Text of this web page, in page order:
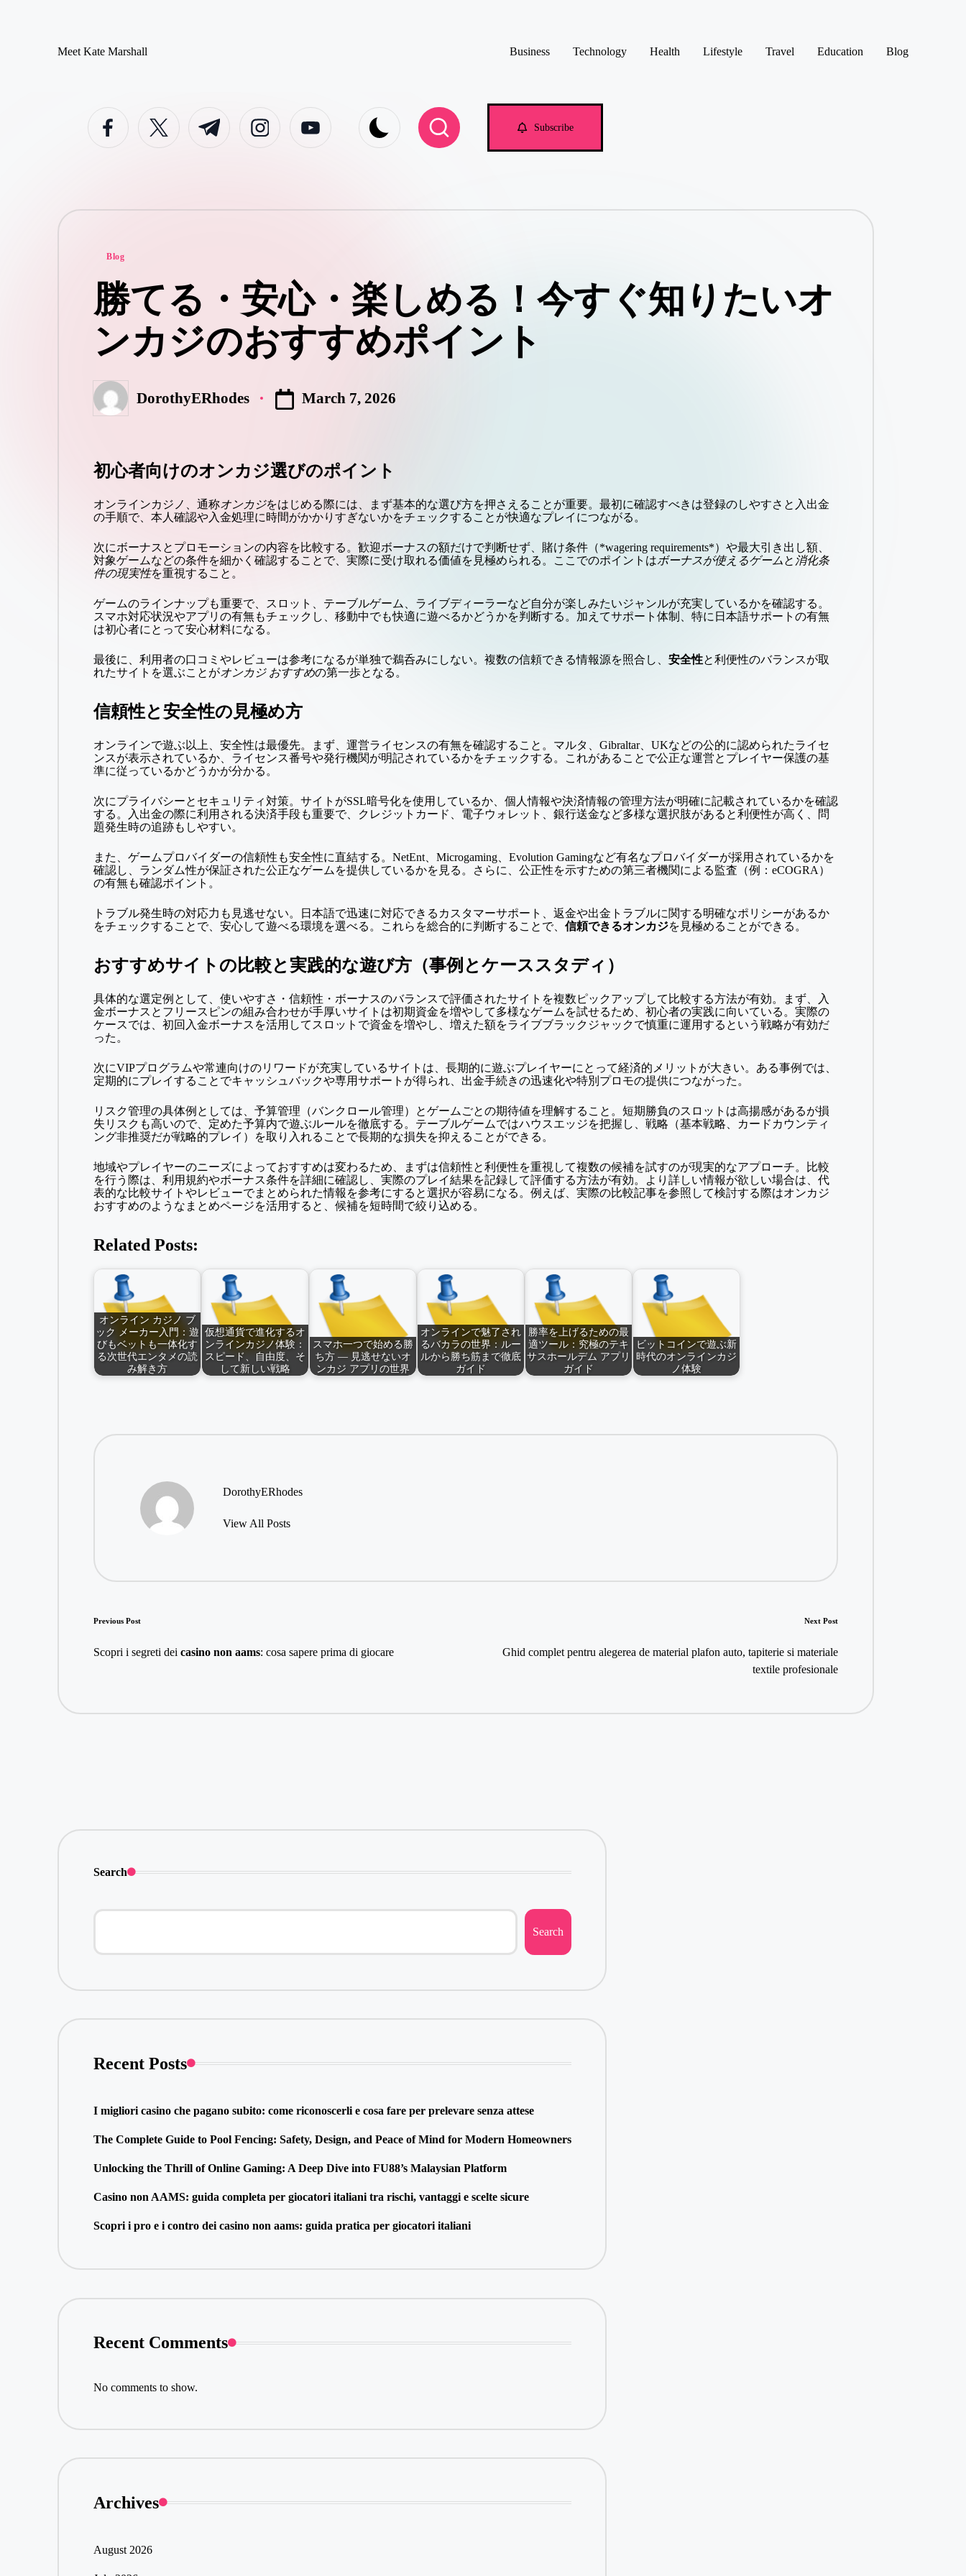
Meet Kate Marshall
Business Technology Health Lifestyle Travel Education Blog
facebook.comtwitter.com instagram.comyoutube.com
Subscribe
Posted
Blog
勝てる・安心・楽しめる！今すぐ知りたいオ
ンカジのおすすめポイント
Posted DorothyERhodes March 7, 2026
初心者向けのオンカジ選びのポイント
オンラインカジノ、通称オンカジをはじめる際には、まず基本的な選び方を押さえることが重要。最初に確認すべきは登録のしやすさと入出金
の手順で、本人確認や入金処理に時間がかかりすぎないかをチェックすることが快適なプレイにつながる。
次にボーナスとプロモーションの内容を比較する。歓迎ボーナスの額だけで判断せず、賭け条件（*wagering requirements*）や最大引き出し額、
対象ゲームなどの条件を細かく確認することで、実際に受け取れる価値を見極められる。ここでのポイントはボーナスが使えるゲームと 消化条
件の現実性を重視すること。
ゲームのラインナップも重要で、スロット、テーブルゲーム、ライブディーラーなど自分が楽しみたいジャンルが充実しているかを確認する。
スマホ対応状況やアプリの有無もチェックし、移動中でも快適に遊べるかどうかを判断する。加えてサポート体制、特に日本語サポートの有無
は初心者にとって安心材料になる。
最後に、利用者の口コミやレビューは参考になるが単独で鵜呑みにしない。複数の信頼できる情報源を照合し、 安全性と利便性のバランスが取
れたサイトを選ぶことがオンカジ おすすめの第一歩となる。
信頼性と安全性の見極め方
オンラインで遊ぶ以上、安全性は最優先。まず、運営ライセンスの有無を確認すること。マルタ、Gibraltar、UKなどの公的に認められたライセ
ンスが表示されているか、ライセンス番号や発行機関が明記されているかをチェックする。これがあることで公正な運営とプレイヤー保護の基
準に従っているかどうかが分かる。
次にプライバシーとセキュリティ対策。サイトがSSL暗号化を使用しているか、個人情報や決済情報の管理方法が明確に記載されているかを確認
する。入出金の際に利用される決済手段も重要で、クレジットカード、電子ウォレット、銀行送金など多様な選択肢があると利便性が高く、問
題発生時の追跡もしやすい。
また、ゲームプロバイダーの信頼性も安全性に直結する。NetEnt、Microgaming、Evolution Gamingなど有名なプロバイダーが採用されているかを
確認し、ランダム性が保証された公正なゲームを提供しているかを見る。さらに、公正性を示すための第三者機関による監査（例：eCOGRA）
の有無も確認ポイント。
トラブル発生時の対応力も見逃せない。日本語で迅速に対応できるカスタマーサポート、返金や出金トラブルに関する明確なポリシーがあるか
をチェックすることで、安心して遊べる環境を選べる。これらを総合的に判断することで、 信頼できるオンカジを見極めることができる。
おすすめサイトの比較と実践的な遊び方（事例とケーススタディ）
具体的な選定例として、使いやすさ・信頼性・ボーナスのバランスで評価されたサイトを複数ピックアップして比較する方法が有効。まず、入
金ボーナスとフリースピンの組み合わせが手厚いサイトは初期資金を増やして多様なゲームを試せるため、初心者の実践に向いている。実際の
ケースでは、初回入金ボーナスを活用してスロットで資金を増やし、増えた額をライブブラックジャックで慎重に運用するという戦略が有効だ
った。
次にVIPプログラムや常連向けのリワードが充実しているサイトは、長期的に遊ぶプレイヤーにとって経済的メリットが大きい。ある事例では、
定期的にプレイすることでキャッシュバックや専用サポートが得られ、出金手続きの迅速化や特別プロモの提供につながった。
リスク管理の具体例としては、予算管理（バンクロール管理）とゲームごとの期待値を理解すること。短期勝負のスロットは高揚感があるが損
失リスクも高いので、定めた予算内で遊ぶルールを徹底する。テーブルゲームではハウスエッジを把握し、戦略（基本戦略、カードカウンティ
ング非推奨だが戦略的プレイ）を取り入れることで長期的な損失を抑えることができる。
地域やプレイヤーのニーズによっておすすめは変わるため、まずは信頼性と利便性を重視して複数の候補を試すのが現実的なアプローチ。比較
を行う際は、利用規約やボーナス条件を詳細に確認し、実際のプレイ結果を記録して評価する方法が有効。より詳しい情報が欲しい場合は、代
表的な比較サイトやレビューでまとめられた情報を参考にすると選択が容易になる。例えば、実際の比較記事を参照して検討する際はオンカジ
おすすめのようなまとめページを活用すると、候補を短時間で絞り込める。
Related Posts:
オンライン カジノ ブ
ック メーカー入門：遊
びもベットも一体化す
る次世代エンタメの読
み解き方
仮想通貨で進化するオ
ンラインカジノ体験：
スピード、自由度、そ
して新しい戦略
スマホ一つで始める勝
ち方 — 見逃せないオ
ンカジ アプリの世界
オンラインで魅了され
るバカラの世界：ルー
ルから勝ち筋まで徹底
ガイド
勝率を上げるための最
適ツール：究極のテキ
サスホールデム アプリ
ガイド
ビットコインで遊ぶ新
時代のオンラインカジ
ノ体験
DorothyERhodes
View All Posts
Post
navigation
Previous Post
Scopri i segreti dei casino non aams: cosa sapere prima di giocare
Next Post
Ghid complet pentru alegerea de material plafon auto, tapiterie si materiale
textile profesionale
Search
Search
Recent Posts
I migliori casino che pagano subito: come riconoscerli e cosa fare per prelevare senza attese
The Complete Guide to Pool Fencing: Safety, Design, and Peace of Mind for Modern Homeowners
Unlocking the Thrill of Online Gaming: A Deep Dive into FU88’s Malaysian Platform
Casino non AAMS: guida completa per giocatori italiani tra rischi, vantaggi e scelte sicure
Scopri i pro e i contro dei casino non aams: guida pratica per giocatori italiani
Recent Comments
No comments to show.
Archives
August 2026